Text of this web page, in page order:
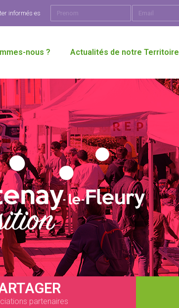
informés·es
nous ? Actualités de notre Territoire
partenaires